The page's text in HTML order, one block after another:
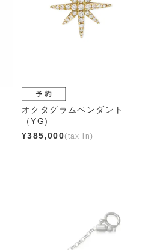
オクタグラムペンダント
（YG)
¥385,000